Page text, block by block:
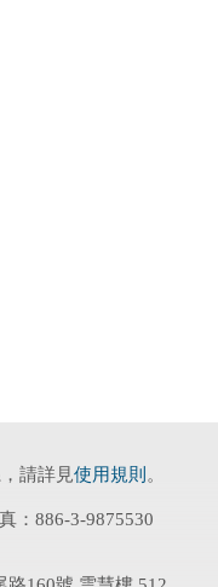
請詳見使用規則 。
：886-3-9875530